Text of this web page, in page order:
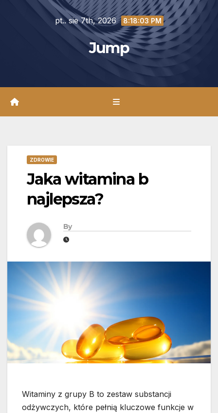
pt.. sie 7th, 2026 8:18:05 PM
Jump
ZDROWIE
Jaka witamina b
najlepsza?
By
Witaminy z grupy B to zestaw substancji
odżywczych, które pełnią kluczowe funkcje w